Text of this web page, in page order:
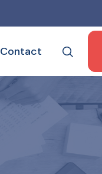
Contact